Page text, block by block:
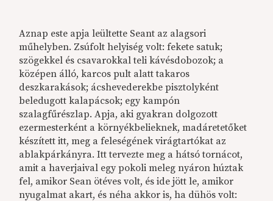
Aznap este apja leültette Seant az alagsori
műhelyben. Zsúfolt helyiség volt: fekete satuk;
szögekkel és csavarokkal teli kávésdobozok; a
középen álló, karcos pult alatt takaros
deszkarakások; ácshevederekbe pisztolyként
beledugott kalapácsok; egy kampón
szalagfűrészlap. Apja, aki gyakran dolgozott
ezermesterként a környékbelieknek, madáretetőket
készített itt, meg a feleségének virágtartókat az
ablakpárkányra. Itt tervezte meg a hátsó tornácot,
amit a haverjaival egy pokoli meleg nyáron húztak
fel, amikor Sean ötéves volt, és ide jött le, amikor
nyugalmat akart, és néha akkor is, ha dühös volt: